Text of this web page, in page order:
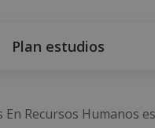
Plan estudios
Recursos Humanos